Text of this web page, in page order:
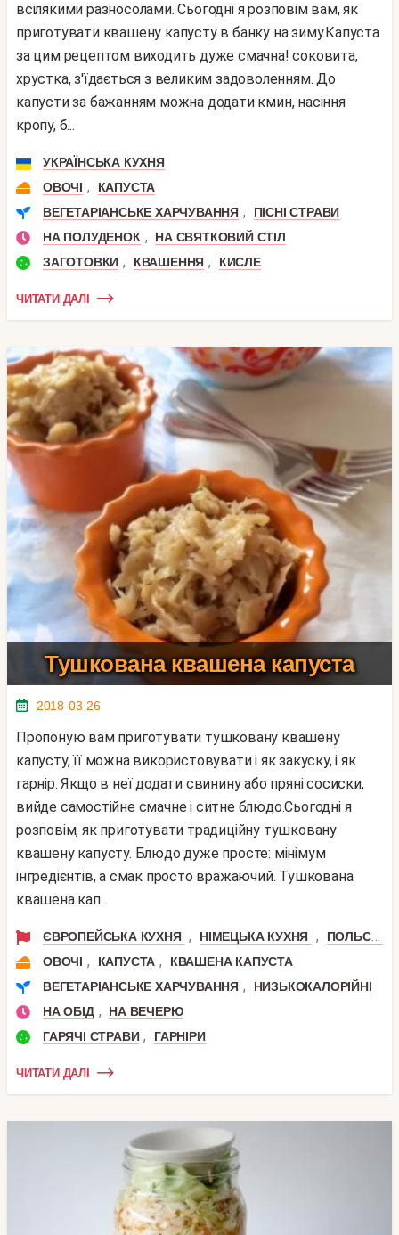
всілякими разносолами. Сьогодні я розповім вам, як
приготувати квашену капусту в банку на зиму.Капуста
за цим рецептом виходить дуже смачна! соковита,
хрустка, з'їдається з великим задоволенням. До
капусти за бажанням можна додати кмин, насіння
кропу, б...
УКРАЇНСЬКА КУХНЯ
ОВОЧІ ,
КАПУСТА
ВЕГЕТАРІАНСЬКЕ ХАРЧУВАННЯ ,
ПІСНІ СТРАВИ
НА ПОЛУДЕНОК ,
НА СВЯТКОВИЙ СТІЛ
ЗАГОТОВКИ , КВАШЕННЯ , КИСЛЕ
ЧИТАТИ ДАЛІ
Тушкована квашена капуста
2018-03-26
Пропоную вам приготувати тушковану квашену
капусту, її можна використовувати і як закуску, і як
гарнір. Якщо в неї додати свинину або пряні сосиски,
вийде самостійне смачне і ситне блюдо.Сьогодні я
розповім, як приготувати традиційну тушковану
квашену капусту. Блюдо дуже просте: мінімум
інгредієнтів, а смак просто вражаючий. Тушкована
квашена кап...
ЄВРОПЕЙСЬКА КУХНЯ , НІМЕЦЬКА КУХНЯ ,
ПОЛЬСЬКА КУХНЯ
ОВОЧІ , КАПУСТА ,
КВАШЕНА КАПУСТА
ВЕГЕТАРІАНСЬКЕ ХАРЧУВАННЯ ,
НИЗЬКОКАЛОРІЙНІ
НА ОБІД ,
НА ВЕЧЕРЮ
ГАРЯЧІ СТРАВИ , ГАРНІРИ
ЧИТАТИ ДАЛІ